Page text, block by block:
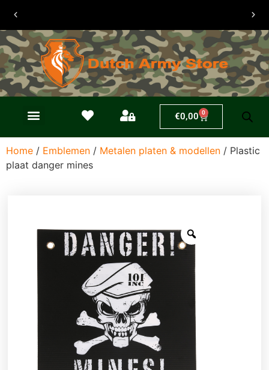
30 dagen
retouren
€0,00 0
Home / Emblemen / Metalen platen & modellen / Plastic
plaat danger mines